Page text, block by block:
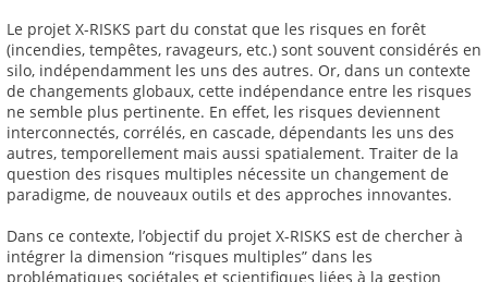
Le projet X-RISKS part du constat que les risques en forêt
(incendies, tempêtes, ravageurs, etc.) sont souvent considérés en
silo, indépendamment les uns des autres. Or, dans un contexte
de changements globaux, cette indépendance entre les risques
ne semble plus pertinente. En effet, les risques deviennent
interconnectés, corrélés, en cascade, dépendants les uns des
autres, temporellement mais aussi spatialement. Traiter de la
question des risques multiples nécessite un changement de
paradigme, de nouveaux outils et des approches innovantes.
Dans ce contexte, l’objectif du projet X-RISKS est de chercher à
intégrer la dimension “risques multiples” dans les
problématiques sociétales et scientifiques liées à la gestion